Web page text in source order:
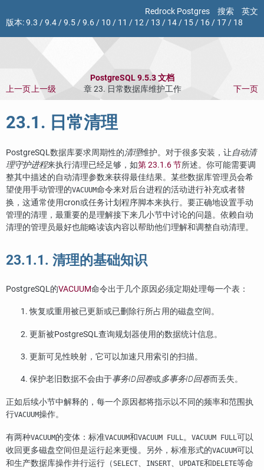
Redrock Postgres 搜索
英文
版本:9.3 /9.4/9.5/9.6/ 10 / 11 / 12/ 13 / 14/ 15/ 16/ 17/ 18
PostgreSQL 9.5.3 文档
上一页上一级 章 23. 日常数据库维护工作 下一页
23.1. 日常清理
PostgreSQL数据库要求周期性的清理维护。对于很多安装，让自动清
理守护进程来执行清理已经足够，如第 23.1.6 节所述。你可能需要调
整其中描述的自动清理参数来获得最佳结果。某些数据库管理员会希
望使用手动管理的VACUUM命令来对后台进程的活动进行补充或者替
换，这通常使用cron或任务计划程序脚本来执行。要正确地设置手动
管理的清理，最重要的是理解接下来几小节中讨论的问题。依赖自动
清理的管理员最好也能略读该内容以帮助他们理解和调整自动清理。
23.1.1. 清理的基础知识
PostgreSQL的VACUUM命令出于几个原因必须定期处理每一个表：
恢复或重用被已更新或已删除行所占用的磁盘空间。
更新被PostgreSQL查询规划器使用的数据统计信息。
更新可见性映射，它可以加速只用索引的扫描。
保护老旧数据不会由于事务ID回卷或多事务ID回卷而丢失。
正如后续小节中解释的，每一个原因都将指示以不同的频率和范围执
行VACUUM操作。
有两种VACUUM的变体：标准VACUUM和VACUUM FULL 。 VACUUM FULL 可以
收回更多磁盘空间但是运行起来更慢。另外，标准形式的VACUUM可以
和生产数据库操作并行运行（SELECT、 INSERT、 UPDATE和DELETE等命